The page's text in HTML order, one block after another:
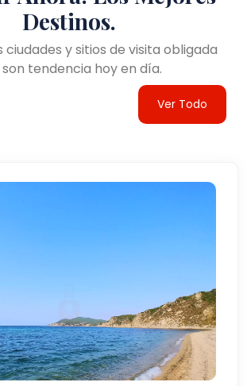
Destinos.
ciudades y sitios de visita obligada
tendencia hoy en día.
Ver Todo